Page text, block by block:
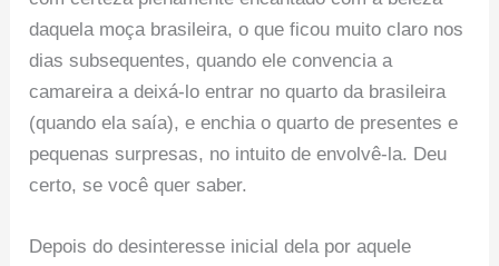
daquela moça brasileira, o que ficou muito claro nos
dias subsequentes, quando ele convencia a
camareira a deixá-lo entrar no quarto da brasileira
(quando ela saía), e enchia o quarto de presentes e
pequenas surpresas, no intuito de envolvê-la. Deu
certo, se você quer saber.
Depois do desinteresse inicial dela por aquele